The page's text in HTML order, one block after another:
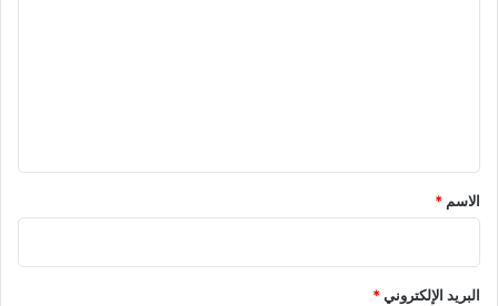
*
الاسم *
البريد الإلكتروني*